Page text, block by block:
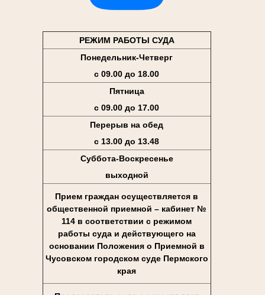
РЕЖИМ РАБОТЫ СУДА
Понедельник-Четверг
с 09.00 до 18.00
Пятница
с 09.00 до 17.00
Перерыв на обед
с 13.00 до 13.48
Суббота-Воскресенье
выходной
Прием граждан осуществляется в
общественной приемной – кабинет №
114 в соответствии с режимом
работы суда и действующего на
основании Положения о Приемной в
Чусовском городском суде Пермского
края